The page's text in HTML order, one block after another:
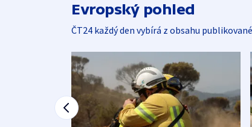
Evropský pohled
ČT24 každý den vybírá z obsahu